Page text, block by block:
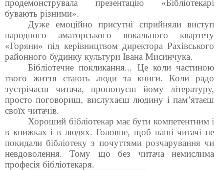
продемонструвала презентацію «Бібліотекарі
бувають різними».
Дуже емоційно присутні сприйняли виступ
народного аматорського вокального квартету
«Горяни» під керівництвом директора Рахівського
районного будинку культури Івана Мисинчука.
Бібліотечне покликання... Це коли частиною
твого життя стають люди та книги. Коли радо
зустрічаєш читача, пропонуєш йому літературу,
просто поговориш, вислухаєш людину і пам’ятаєш
своїх читачів.
Хороший бібліотекар має бути компетентним і
в книжках і в людях. Головне, щоб наші читачі не
покидали бібліотеку з почуттями розчарування чи
невдоволення. Тому що без читача немислима
професія бібліотекаря.